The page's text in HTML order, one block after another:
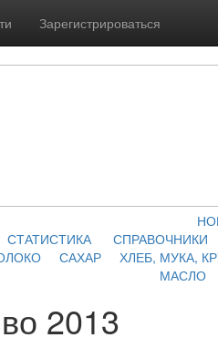
Зарегистрироваться
СТАТИСТИКА
СПРАВОЧНИКИ
САХАР
ХЛЕБ, МУКА,
МАСЛО
2013